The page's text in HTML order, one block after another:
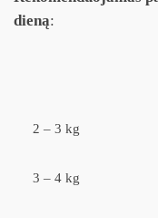
dieną:
2 – 3 kg
3 – 4 kg